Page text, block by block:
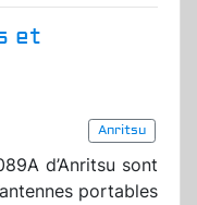
et
Anritsu
d’Anritsu sont
portables